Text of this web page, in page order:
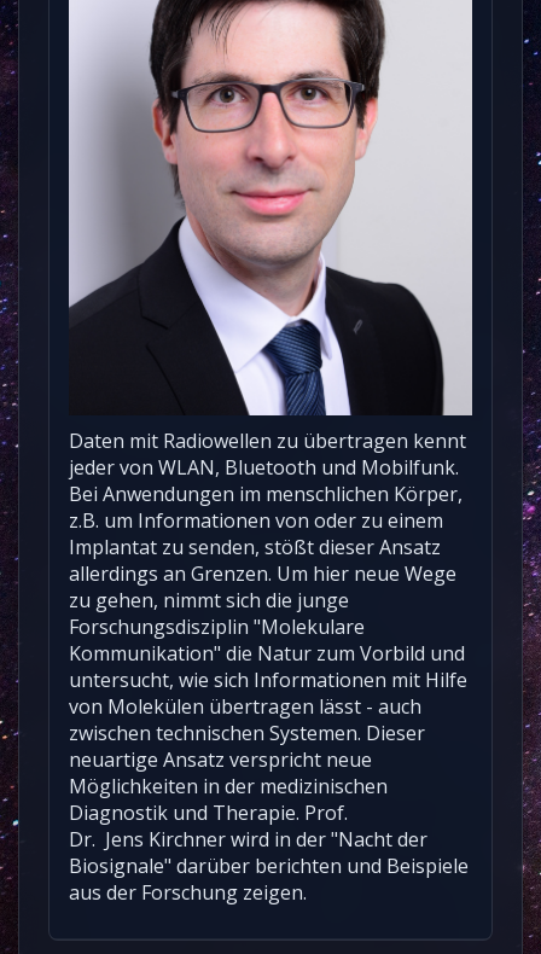
Daten mit Radiowellen zu übertragen kennt
jeder von WLAN, Bluetooth und Mobilfunk.
Bei Anwendungen im menschlichen Körper,
z.B. um Informationen von oder zu einem
Implantat zu senden, stößt dieser Ansatz
allerdings an Grenzen. Um hier neue Wege
zu gehen, nimmt sich die junge
Forschungsdisziplin "Molekulare
Kommunikation" die Natur zum Vorbild und
untersucht, wie sich Informationen mit Hilfe
von Molekülen übertragen lässt - auch
zwischen technischen Systemen. Dieser
neuartige Ansatz verspricht neue
Möglichkeiten in der medizinischen
Diagnostik und Therapie. Prof.
Dr. Jens Kirchner wird in der "Nacht der
Biosignale" darüber berichten und Beispiele
aus der Forschung zeigen.